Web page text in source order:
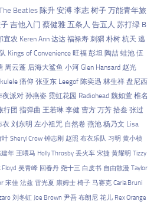
Beatles 陈升 安溥 李志 树子 万能青年旅
吉他入门 蔡健雅 五条人 告五人 苏打绿 B
宜农 Keren Ann 达达 福禄寿 刺猬 朴树 杭天 逃
Kings of Convenience 旺福 彭坦 陶喆 蛙池 伍
周云蓬 后海大鲨鱼 小河 Glen Hansard 赵光
痛仰 张亚东 Leegof 陈奕迅 林生祥 盘尼西
夜派对 孙燕姿 霓虹花园 Radiohead 魏如萱 椎名
行团 指弹曲 王若琳 李健 曹方 万芳 拾叁 张过
衣 刘东明 左小祖咒 自然卷 燕池 杨乃文 Lisa
叶 Sheryl Crow 钟志刚 赵照 布衣乐队 习明 黄小桢
建年 王喂马 Holly Throsby 丢火车 宋捷 黄耀明 Tizzy
Floyd 吴青峰 回春丹 尧十三 白皮书 自由散漫 Taylor
宋佳 法兹 雷光夏 康姆士 椅子 马赛克 Carla Bruni
刘冬虹 Joe Brown 尹吾 布朗尼 花儿 Rex Orange